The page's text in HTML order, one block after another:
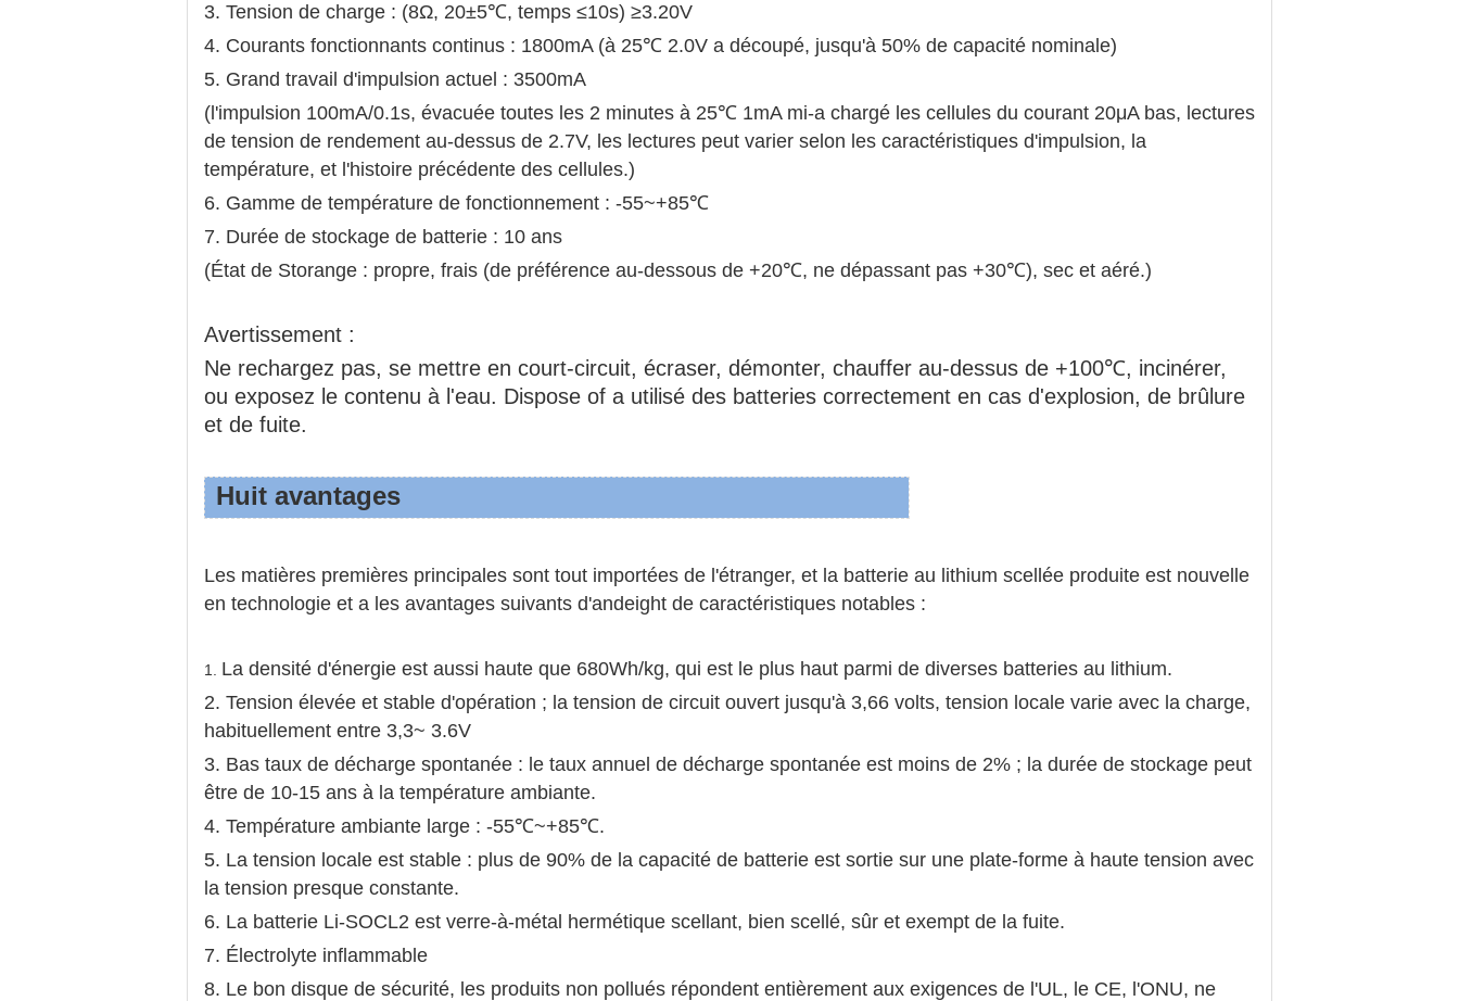
3. Tension de charge : (8Ω, 20±5℃, temps ≤10s) ≥3.20V
4. Courants fonctionnants continus : 1800mA (à 25℃ 2.0V a découpé, jusqu'à 50% de capacité nominale)
5. Grand travail d'impulsion actuel : 3500mA
(l'impulsion 100mA/0.1s, évacuée toutes les 2 minutes à 25℃ 1mA mi-a chargé les cellules du courant 20μA bas, lectures
de tension de rendement au-dessus de 2.7V, les lectures peut varier selon les caractéristiques d'impulsion, la
température, et l'histoire précédente des cellules.)
6. Gamme de température de fonctionnement : -55~+85℃
7. Durée de stockage de batterie : 10 ans
(État de Storange : propre, frais (de préférence au-dessous de +20℃, ne dépassant pas +30℃), sec et aéré.)
Avertissement :
Ne rechargez pas, se mettre en court-circuit, écraser, démonter, chauffer au-dessus de +100℃, incinérer,
ou exposez le contenu à l'eau. Dispose of a utilisé des batteries correctement en cas d'explosion, de brûlure
et de fuite.
Huit avantages
Les matières premières principales sont tout importées de l'étranger, et la batterie au lithium scellée produite est nouvelle
en technologie et a les avantages suivants d'andeight de caractéristiques notables :
1. La densité d'énergie est aussi haute que 680Wh/kg, qui est le plus haut parmi de diverses batteries au lithium.
2. Tension élevée et stable d'opération ; la tension de circuit ouvert jusqu'à 3,66 volts, tension locale varie avec la charge,
habituellement entre 3,3~ 3.6V
3. Bas taux de décharge spontanée : le taux annuel de décharge spontanée est moins de 2% ; la durée de stockage peut
être de 10-15 ans à la température ambiante.
4. Température ambiante large : -55℃~+85℃.
5. La tension locale est stable : plus de 90% de la capacité de batterie est sortie sur une plate-forme à haute tension avec
la tension presque constante.
6. La batterie Li-SOCL2 est verre-à-métal hermétique scellant, bien scellé, sûr et exempt de la fuite.
7. Électrolyte inflammable
8. Le bon disque de sécurité, les produits non pollués répondent entièrement aux exigences de l'UL, le CE, l'ONU, ne